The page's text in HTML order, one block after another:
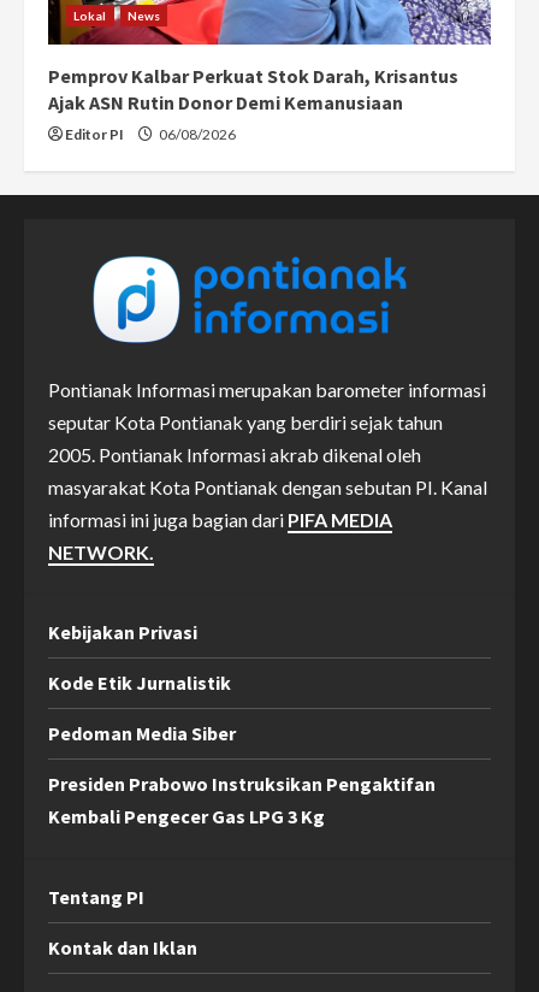
Lokal News
Pemprov Kalbar Perkuat Stok Darah, Krisantus
Ajak ASN Rutin Donor Demi Kemanusiaan
Editor PI 06/08/2026
Pontianak Informasi merupakan barometer informasi
seputar Kota Pontianak yang berdiri sejak tahun
2005. Pontianak Informasi akrab dikenal oleh
masyarakat Kota Pontianak dengan sebutan PI. Kanal
informasi ini juga bagian dari PIFA MEDIA
NETWORK.
Kebijakan Privasi
Kode Etik Jurnalistik
Pedoman Media Siber
Presiden Prabowo Instruksikan Pengaktifan
Kembali Pengecer Gas LPG 3 Kg
Tentang PI
Kontak dan Iklan